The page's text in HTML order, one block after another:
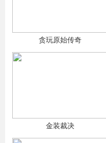
贪玩原始传奇
金装裁决